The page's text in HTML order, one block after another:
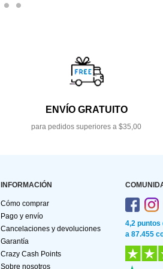
ENVÍO GRATUITO
para pedidos superiores a $35,00
INFORMACIÓN
Cómo comprar
Pago y envío
Cancelaciones y devoluciones
Garantía
Crazy Cash Points
Sobre nosotros
4,2 puntos
a 87.455